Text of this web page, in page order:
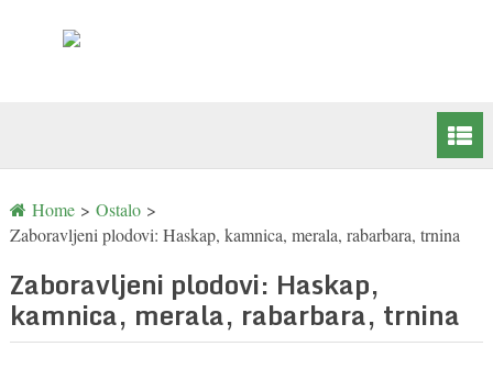
Home> Ostalo>
Zaboravljeni plodovi: Haskap, kamnica, merala, rabarbara, trnina
Zaboravljeni plodovi: Haskap,
kamnica, merala, rabarbara, trnina